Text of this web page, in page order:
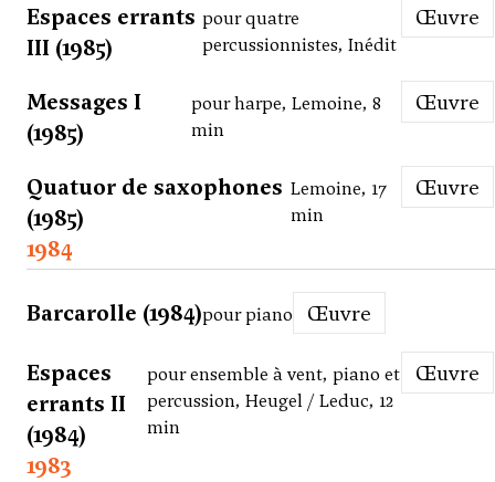
Espaces errants
III (1985)
pour quatre
percussionnistes, Inédit
Œuvre
Messages I
(1985)
pour harpe, Lemoine, 8
min
Œuvre
Quatuor de saxophones
(1985)
Lemoine, 17
min
Œuvre
1984
Barcarolle (1984)pour piano Œuvre
Espaces
errants II
(1984)
pour ensemble à vent, piano et
percussion, Heugel / Leduc, 12
min
Œuvre
1983